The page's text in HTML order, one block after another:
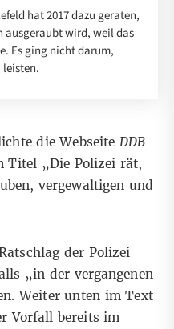
hat 2017 dazu geraten,
ausgeraubt wird, weil das
Es ging nicht darum,
dieWebseite DDB-
Titel „Die Polizei rät,
vergewaltigen und
der Polizei
„in der vergangenen
Weiter unten im Text
Vorfall bereits im